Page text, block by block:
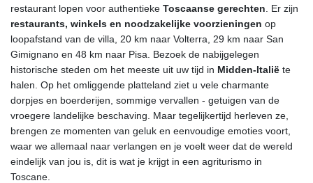
restaurant lopen voor authentieke Toscaanse gerechten. Er zijn
restaurants, winkels en noodzakelijke voorzieningen op
loopafstand van de villa, 20 km naar Volterra, 29 km naar San
Gimignano en 48 km naar Pisa. Bezoek de nabijgelegen
historische steden om het meeste uit uw tijd in Midden-Italië te
halen. Op het omliggende platteland ziet u vele charmante
dorpjes en boerderijen, sommige vervallen - getuigen van de
vroegere landelijke beschaving. Maar tegelijkertijd herleven ze,
brengen ze momenten van geluk en eenvoudige emoties voort,
waar we allemaal naar verlangen en je voelt weer dat de wereld
eindelijk van jou is, dit is wat je krijgt in een agriturismo in
Toscane.